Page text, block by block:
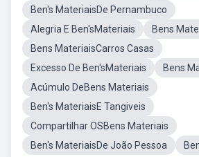
Ben's MateriaisDe Pernambuco
Alegria E Ben'sMateriais
Bens
Bens MateriaisCarros Casas
Excesso De Ben'sMateriais
Bens
Acúmulo DeBens Materiais
Ben's MateriaisE Tangiveis
Compartilhar OSBens Materiais
Ben's MateriaisDe João Pessoa